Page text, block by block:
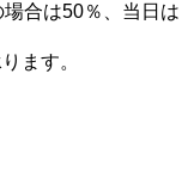
合は50％、当日は
ます。